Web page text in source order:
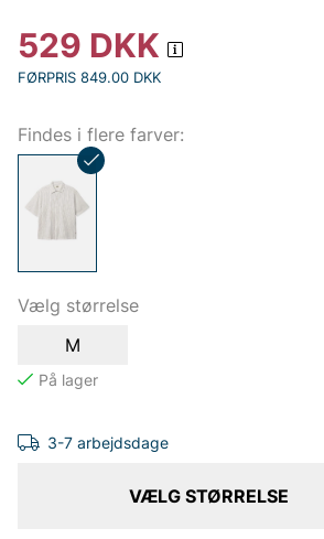
529 DKK
FØRPRIS 849.00 DKK
Findes i flere farver:
Vælg størrelse
M
3-7 arbejdsdage
VÆLG STØRRELSE